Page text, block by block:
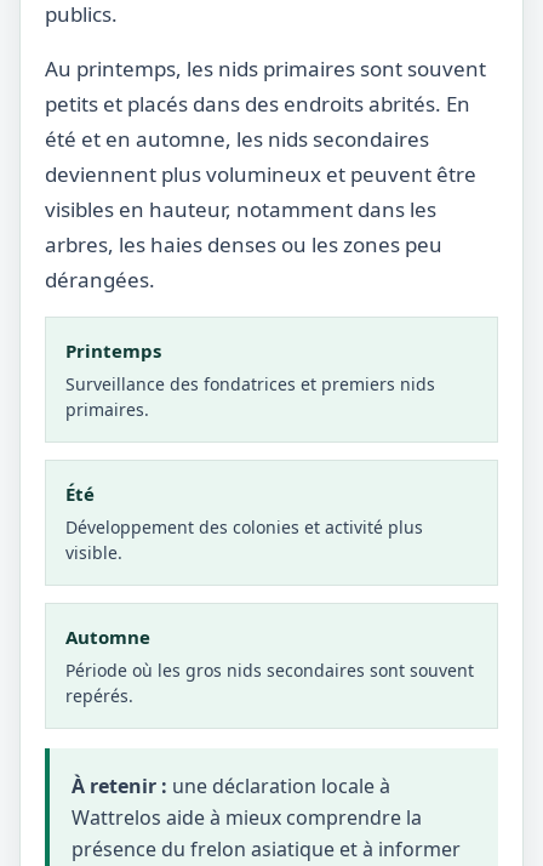
publics.
Au printemps, les nids primaires sont souvent
petits et placés dans des endroits abrités. En
été et en automne, les nids secondaires
deviennent plus volumineux et peuvent être
visibles en hauteur, notamment dans les
arbres, les haies denses ou les zones peu
dérangées.
Printemps
Surveillance des fondatrices et premiers nids
primaires.
Été
Développement des colonies et activité plus
visible.
Automne
Période où les gros nids secondaires sont souvent
repérés.
À retenir : une déclaration locale à
Wattrelos aide à mieux comprendre la
présence du frelon asiatique et à informer